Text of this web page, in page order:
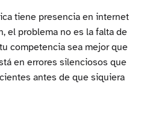
tiene presencia en internet
el problema no es la falta de
competencia sea mejor que
en errores silenciosos que
antes de que siquiera